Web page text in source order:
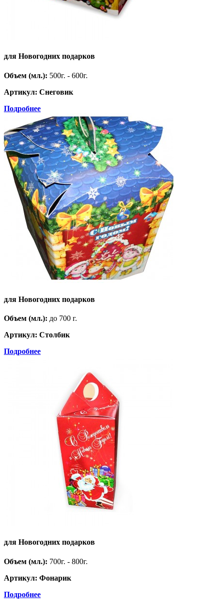
для Новогодних подарков
Объем (мл.): 500г. - 600г.
Артикул: Снеговик
Подробнее
для Новогодних подарков
Объем (мл.): до 700 г.
Артикул: Столбик
Подробнее
для Новогодних подарков
Объем (мл.): 700г. - 800г.
Артикул: Фонарик
Подробнее